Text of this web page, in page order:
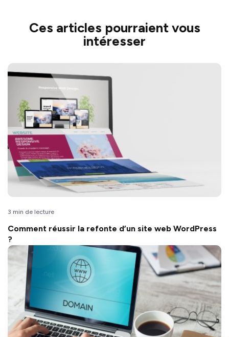
Ces articles pourraient vous
intéresser
3 min de lecture
Comment réussir la refonte d’un site web WordPress
?